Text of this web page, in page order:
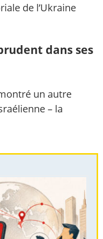
de l’Ukraine
dans ses
un autre
– la